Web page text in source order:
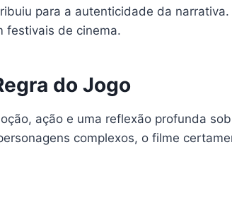
para a autenticidade da narrativa.
festivais de cinema.
do Jogo
ação e uma reflexão profunda
complexos, o filme